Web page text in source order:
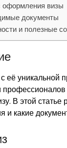
оформления визы
документы
и полезные
её уникальной
В этой
и какие